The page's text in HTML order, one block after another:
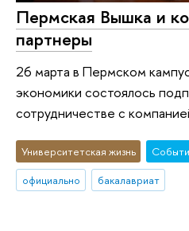
Пермская Вышка и
партнеры
26 марта в Пермском
экономики состоялось
сотрудничестве с
Университетская жизнь
официально
бакалавриат